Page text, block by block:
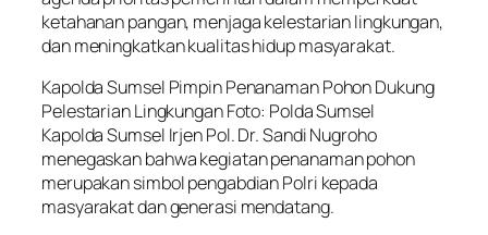
ketahanan pangan, menjaga kelestarian lingkungan,
dan meningkatkan kualitas hidup masyarakat.
Kapolda Sumsel Pimpin Penanaman Pohon Dukung
Pelestarian Lingkungan Foto: Polda Sumsel
Kapolda Sumsel Irjen Pol. Dr. Sandi Nugroho
menegaskan bahwa kegiatan penanaman pohon
merupakan simbol pengabdian Polri kepada
masyarakat dan generasi mendatang.